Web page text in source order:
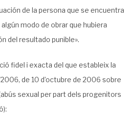
de la persona que se encuentra
modo de obrar que hubiera
del resultado punible».
fidel i exacta del que estableix la
de 10 d’octubre de 2006 sobre
sexual per part dels progenitors